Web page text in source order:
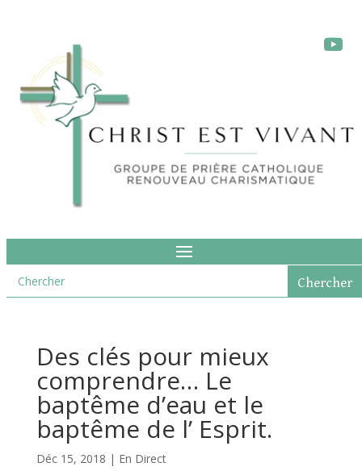
Des clés pour mieux
comprendre… Le
baptême d’eau et le
baptême de l’ Esprit.
Déc 15, 2018 | En Direct